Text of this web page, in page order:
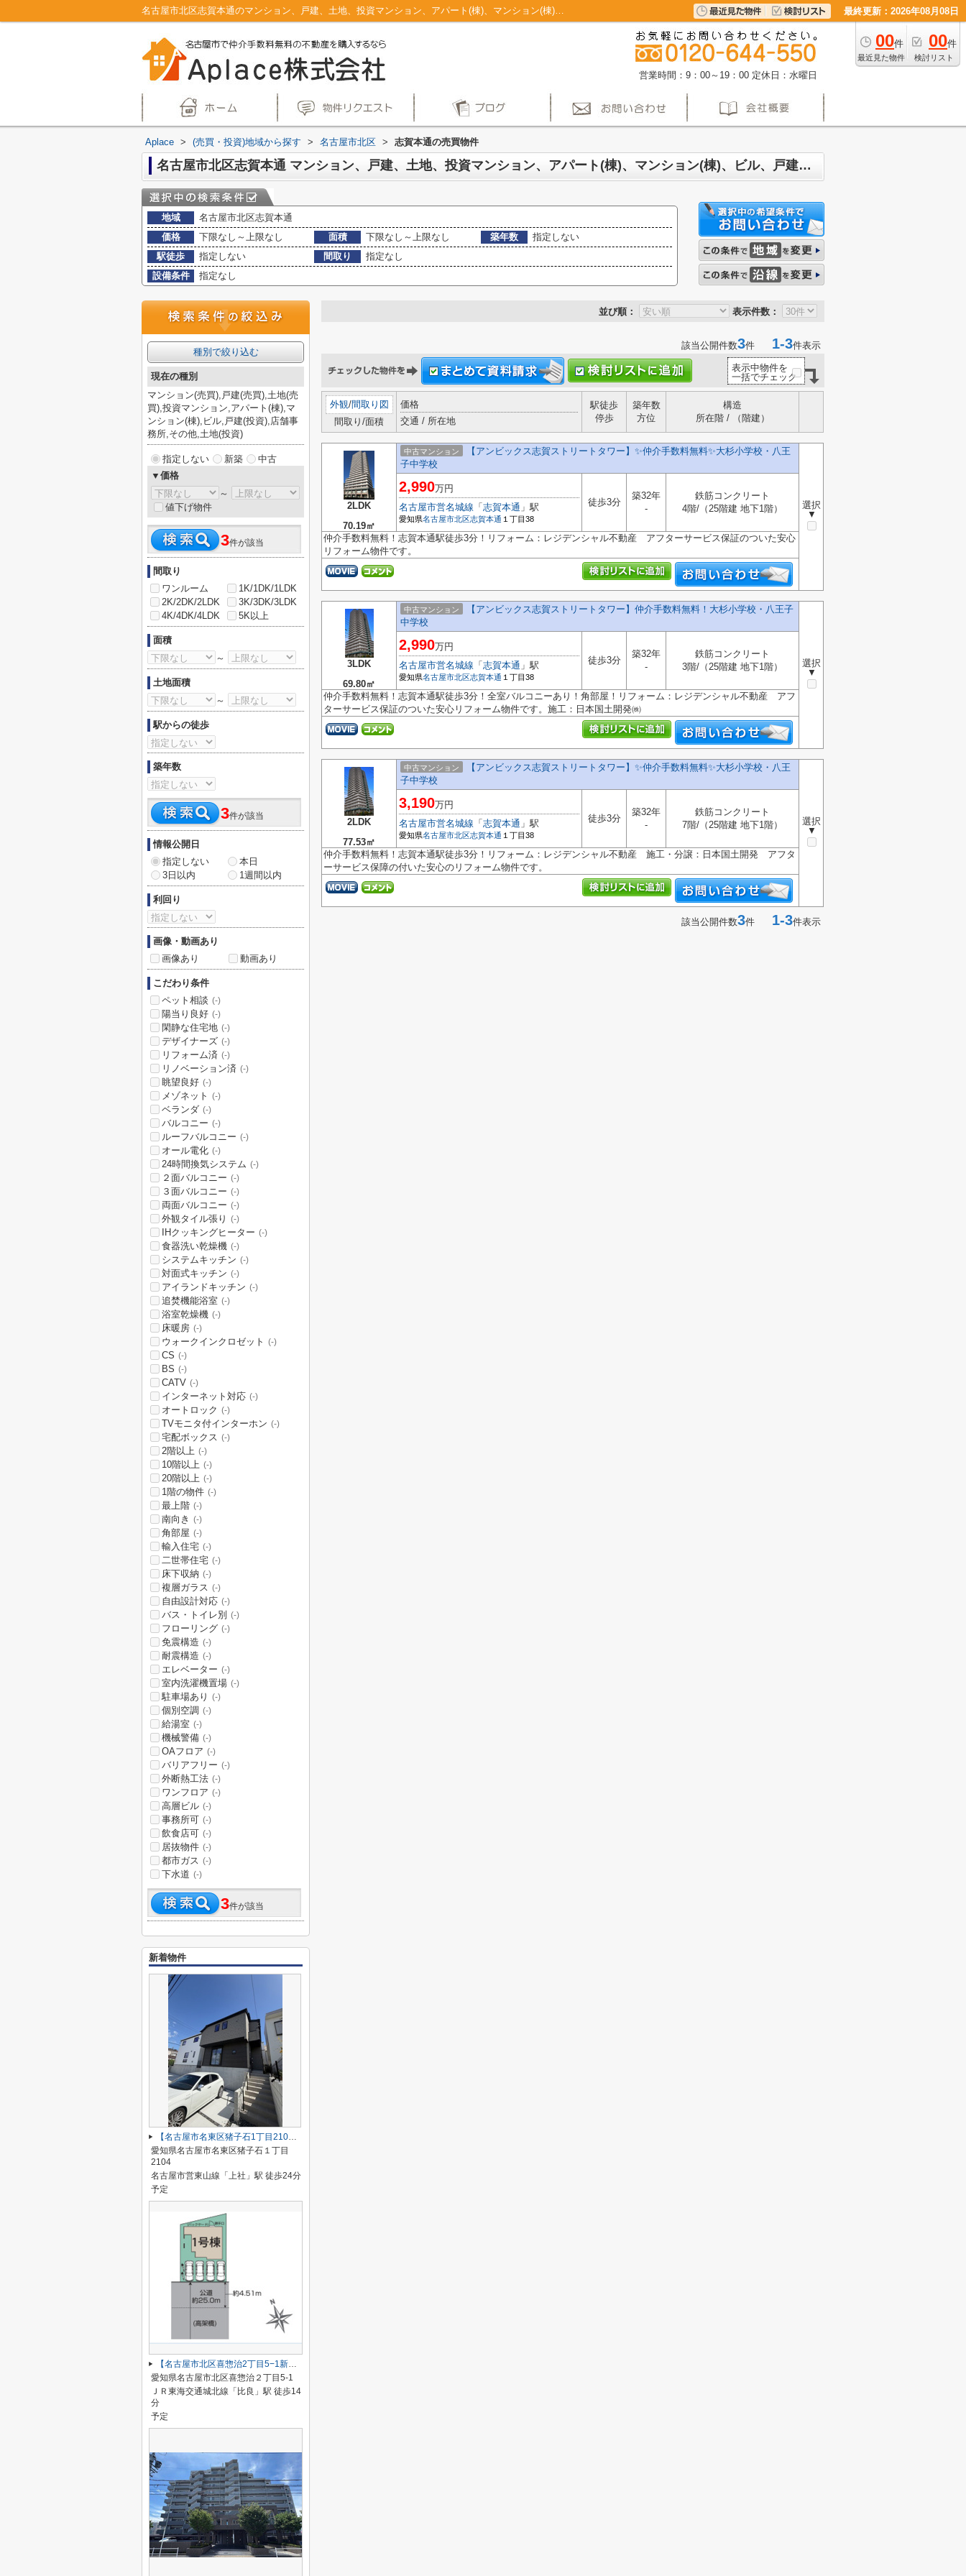
名古屋市北区志賀本通のマンション、戸建、土地、投資マンション、アパート(棟)、マンション(棟)、ビル、戸建、店舗事務所、その他、土地一覧｜仲介手数料無料！名古屋市で新築戸建てを探すならAplace 最終更新：2026年08月08日
00件
最近見た物件
00件
検討リスト
営業時間：9：00～19：00 定休日：水曜日
Aplace > (売買・投資)地域から探す > 名古屋市北区 > 志賀本通の売買物件
名古屋市北区志賀本通 マンション、戸建、土地、投資マンション、アパート(棟)、マンション(棟)、ビル、戸建、店舗事務所、その他、土地一覧
地域
名古屋市北区志賀本通
価格
下限なし～上限なし 面積 下限なし～上限なし 築年数
指定しない
駅徒歩
指定しない 間取り
指定なし
設備条件
指定なし
並び順： 表示件数：
該当公開件数3件 1-3件表示
表示中物件を
一括でチェック
外観/間取り図
間取り/面積
価格
交通 / 所在地
駅徒歩
停歩
築年数
方位
構造
所在階 / （階建）
2LDK
70.19㎡
中古マンション
【アンビックス志賀ストリートタワー】✨️仲介手数料無料✨️大杉小学校・八王
子中学校
選択
▼
2,990万円
名古屋市営名城線 「 志賀本通 」駅
愛知県名古屋市北区志賀本通 １丁目38
徒歩3分
築32年
-
鉄筋コンクリート
4階/（25階建 地下1階）
仲介手数料無料！志賀本通駅徒歩3分！リフォーム：レジデンシャル不動産 アフターサービス保証のついた安心
リフォーム物件です。
3LDK
69.80㎡
中古マンション
【アンビックス志賀ストリートタワー】仲介手数料無料！大杉小学校・八王子
中学校
選択
▼
2,990万円
名古屋市営名城線 「 志賀本通 」駅
愛知県名古屋市北区志賀本通 １丁目38
徒歩3分
築32年
-
鉄筋コンクリート
3階/（25階建 地下1階）
仲介手数料無料！志賀本通駅徒歩3分！全室バルコニーあり！角部屋！リフォーム：レジデンシャル不動産 アフ
ターサービス保証のついた安心リフォーム物件です。施工：日本国土開発㈱
2LDK
77.53㎡
中古マンション
【アンビックス志賀ストリートタワー】✨️仲介手数料無料✨️大杉小学校・八王
子中学校
選択
▼
3,190万円
名古屋市営名城線 「 志賀本通 」駅
愛知県名古屋市北区志賀本通 １丁目38
徒歩3分
築32年
-
鉄筋コンクリート
7階/（25階建 地下1階）
仲介手数料無料！志賀本通駅徒歩3分！リフォーム：レジデンシャル不動産 施工・分譲：日本国土開発 アフタ
ーサービス保障の付いた安心のリフォーム物件です。
該当公開件数3件 1-3件表示
種別で絞り込む
現在の種別
マンション(売買),戸建(売買),土地(売
買),投資マンション,アパート(棟),マ
ンション(棟),ビル,戸建(投資),店舗事
務所,その他,土地(投資)
指定しない 新築
中古
▼価格
～
値下げ物件
3件が該当
間取り
ワンルーム
1K/1DK/1LDK
2K/2DK/2LDK
3K/3DK/3LDK
4K/4DK/4LDK
5K以上
面積
～
土地面積
～
駅からの徒歩
築年数
3件が該当
情報公開日
指定しない
本日
3日以内
1週間以内
利回り
画像・動画あり
画像あり
動画あり
こだわり条件
ペット相談 (-)
陽当り良好 (-)
閑静な住宅地 (-)
デザイナーズ (-)
リフォーム済 (-)
リノベーション済 (-)
眺望良好 (-)
メゾネット (-)
ベランダ (-)
バルコニー (-)
ルーフバルコニー (-)
オール電化 (-)
24時間換気システム (-)
２面バルコニー (-)
３面バルコニー (-)
両面バルコニー (-)
外観タイル張り (-)
IHクッキングヒーター (-)
食器洗い乾燥機 (-)
システムキッチン (-)
対面式キッチン (-)
アイランドキッチン (-)
追焚機能浴室 (-)
浴室乾燥機 (-)
床暖房 (-)
ウォークインクロゼット (-)
CS (-)
BS (-)
CATV (-)
インターネット対応 (-)
オートロック (-)
TVモニタ付インターホン (-)
宅配ボックス (-)
2階以上 (-)
10階以上 (-)
20階以上 (-)
1階の物件 (-)
最上階 (-)
南向き (-)
角部屋 (-)
輸入住宅 (-)
二世帯住宅 (-)
床下収納 (-)
複層ガラス (-)
自由設計対応 (-)
バス・トイレ別 (-)
フローリング (-)
免震構造 (-)
耐震構造 (-)
エレベーター (-)
室内洗濯機置場 (-)
駐車場あり (-)
個別空調 (-)
給湯室 (-)
機械警備 (-)
OAフロア (-)
バリアフリー (-)
外断熱工法 (-)
ワンフロア (-)
高層ビル (-)
事務所可 (-)
飲食店可 (-)
居抜物件 (-)
都市ガス (-)
下水道 (-)
3件が該当
新着物件
【名古屋市名東区猪子石1丁目2104新築戸建2号棟】✨️仲介手数料無料✨️猪子石小学校・猪高中学校
愛知県名古屋市名東区猪子石１丁目
2104
名古屋市営東山線「上社」駅 徒歩24分
予定
【名古屋市北区喜惣治2丁目5−1新築戸建】仲介手数料無料！楠西小学校・楠中学校
愛知県名古屋市北区喜惣治２丁目5-1
ＪＲ東海交通城北線「比良」駅 徒歩14
分
予定